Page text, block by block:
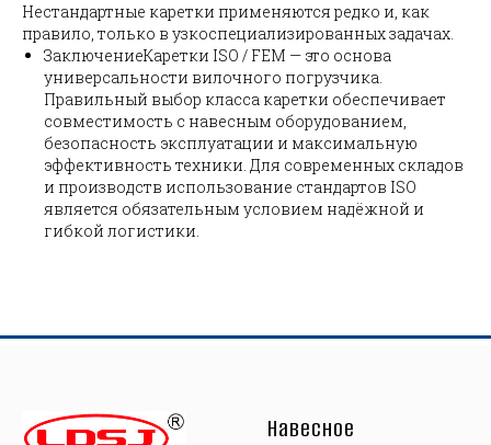
Нестандартные каретки применяются редко и, как
правило, только в узкоспециализированных задачах.
ЗаключениеКаретки ISO / FEM — это основа
универсальности вилочного погрузчика.
Правильный выбор класса каретки обеспечивает
совместимость с навесным оборудованием,
безопасность эксплуатации и максимальную
эффективность техники. Для современных складов
и производств использование стандартов ISO
является обязательным условием надёжной и
гибкой логистики.
Навесное